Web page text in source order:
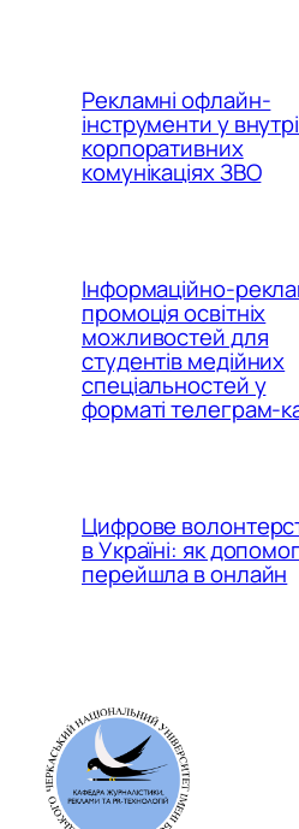
Рекламні офлайн-
інструменти у
корпоративних
комунікаціях ЗВО
Інформаційно-
промоція освітніх
можливостей для
студентів медійних
спеціальностей у
форматі телеграм-
Цифрове
в Україні: як
перейшла в онлайн